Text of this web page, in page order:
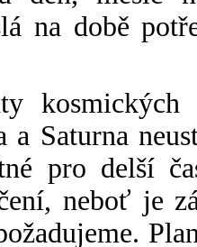
na době
a Saturna
pro delší
neboť je